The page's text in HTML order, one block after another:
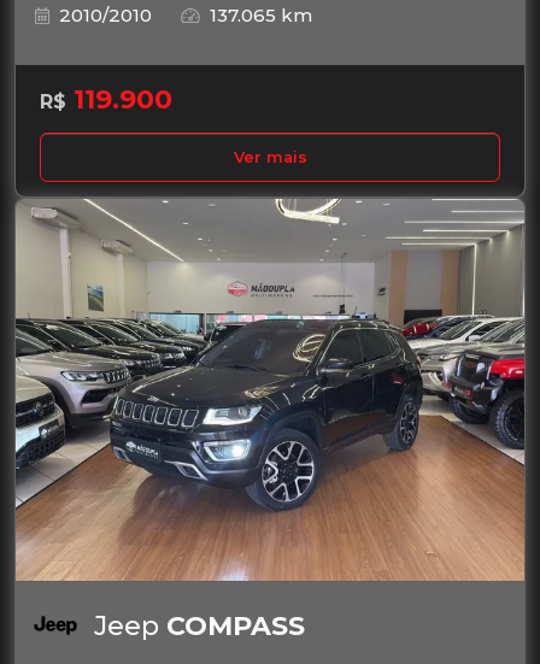
2010/2010
137.065 km
R$ 119.900
Ver mais
Jeep COMPASS